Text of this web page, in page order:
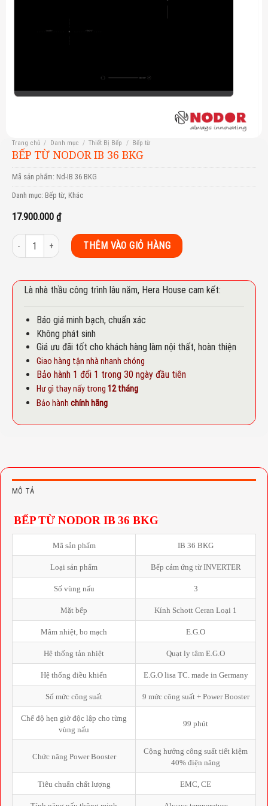
Trang chủ / Danh mục / Thiết Bị Bếp / Bếp từ
BẾP TỪ NODOR IB 36 BKG
Mã sản phẩm: Nd-IB 36 BKG
Danh mục: Bếp từ Khác
17.900.000 ₫
Bếp Từ Nodor IB 36 BKG số lượngTHÊM VÀO GIỎ HÀNG
Là nhà thầu công trình lâu năm, Hera House cam kết:
Báo giá minh bạch, chuẩn xác
Không phát sinh
Giá ưu đãi tốt cho khách hàng làm nội thất, hoàn thiện
Giao hàng tận nhà nhanh chóng
Bảo hành 1 đổi 1 trong 30 ngày đầu tiên
Hư gì thay nấy trong 12 tháng
Bảo hành chính hãng
MÔ TẢ
BẾP TỪ NODOR IB 36 BKG
Mã sản phẩm IB 36 BKG
Loại sản phẩm Bếp cảm ứng từ INVERTER
Số vùng nấu 3
Mặt bếp Kính Schott Ceran Loại 1
Mâm nhiệt, bo mạch E.G.O
Hệ thống tản nhiệt Quạt ly tâm E.G.O
Hệ thống điều khiển E.G.O lisa TC. made in Germany
Số mức công suất 9 mức công suất + Power Booster
Chế độ hẹn giờ độc lập cho từng
vùng nấu
99 phút
Chức năng Power Booster
Cộng hưởng công suất tiết kiệm
40% điện năng
Tiêu chuẩn chất lượng EMC, CE